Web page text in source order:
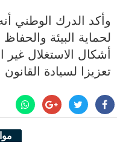
وأكد الدرك الوطني
لحماية البيئة
أشكال الاستغلال غير
تعزيزا لسيادة